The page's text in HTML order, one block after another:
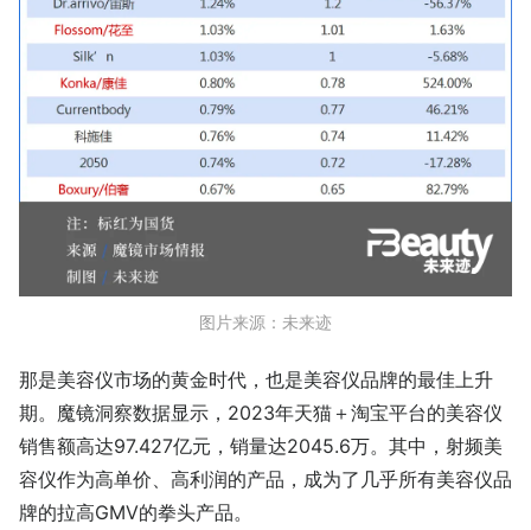
图片来源：未来迹
那是美容仪市场的黄金时代，也是美容仪品牌的最佳上升
期。魔镜洞察数据显示，2023年天猫＋淘宝平台的美容仪
销售额高达97.427亿元，销量达2045.6万。其中，射频美
容仪作为高单价、高利润的产品，成为了几乎所有美容仪品
牌的拉高GMV的拳头产品。